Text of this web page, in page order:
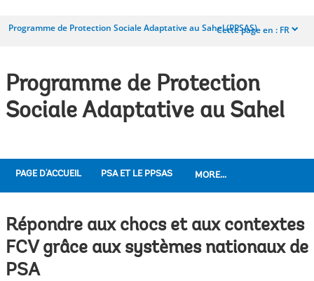
Programme de Protection Sociale Adaptative au Sahel (PPSAS)
Cette page en : FR dropdown
Programme de Protection
Sociale Adaptative au Sahel
PAGE D'ACCUEIL PSA ET LE PPSAS MORE...
Répondre aux chocs et aux contextes
FCV grâce aux systèmes nationaux de
PSA